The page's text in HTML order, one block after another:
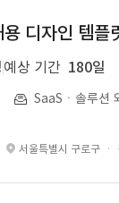
디자인 템플
예상 기간 180일
SaaSㆍ솔루션
서울특별시 구로구 ·